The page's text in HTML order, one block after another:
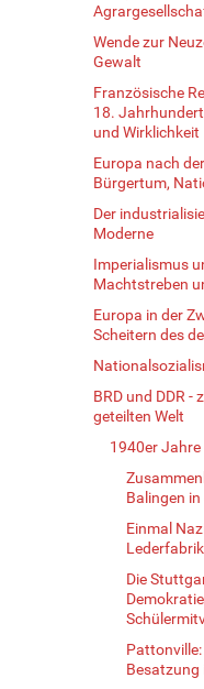
Wende zur
Gewalt
Französische
18.
und Wirklichkeit
Europa nach
Bürgertum,
Der
Moderne
Imperialismus
Machtstreben
Europa in der
Scheitern des
BRD und DDR -
geteilten Welt
1940er Jahre
Balingen
Einmal
Die
Besatzung